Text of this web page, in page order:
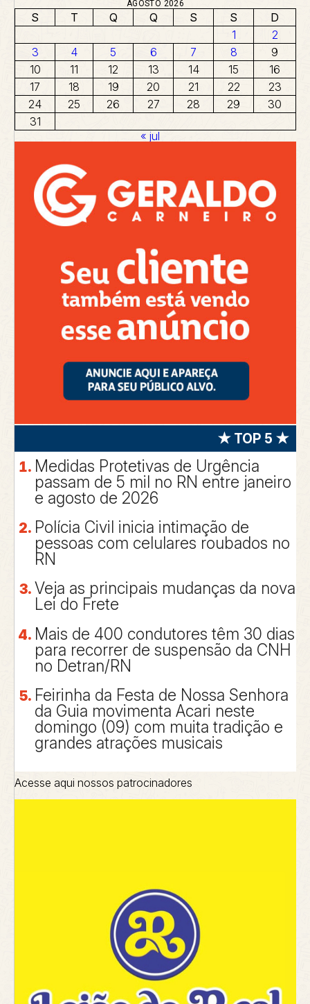
AGOSTO 2026
S T Q Q S S
D
1
2
3
4 5 6 7 8
9
10
11 12 13 14 15
16
17
18 19 20 21 22
23
24
25 26 27 28 29
30
31
« jul
★ TOP 5 ★
Medidas Protetivas de Urgência
passam de 5 mil no RN entre janeiro
e agosto de 2026
Polícia Civil inicia intimação de
pessoas com celulares roubados no
RN
Veja as principais mudanças da nova
Lei do Frete
Mais de 400 condutores têm 30 dias
para recorrer de suspensão da CNH
no Detran/RN
Feirinha da Festa de Nossa Senhora
da Guia movimenta Acari neste
domingo (09) com muita tradição e
grandes atrações musicais
Acesse aqui nossos patrocinadores